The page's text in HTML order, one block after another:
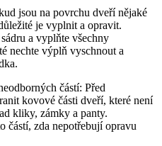
jsou na povrchu dveří nějaké
je vyplnit a opravit.
a vyplňte všechny
nechte výplň vyschnout a
částí: Před
kovové části dveří, které není
kliky, zámky a panty.
částí, zda nepotřebují opravu